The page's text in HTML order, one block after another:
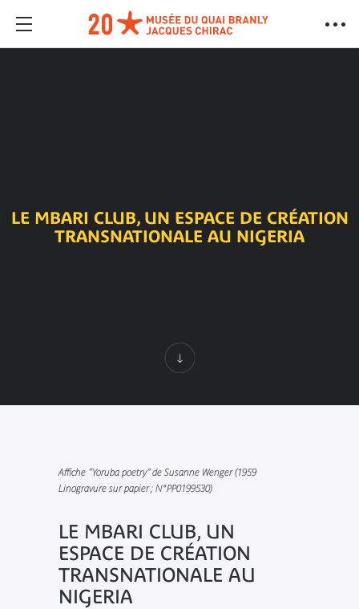
LE MBARI CLUB, UN ESPACE DE CRÉATION
TRANSNATIONALE AU NIGERIA
Affiche “Yoruba poetry” de Susanne Wenger (1959
Linogravure sur papier ; N°PP0199530)
LE MBARI CLUB, UN
ESPACE DE CRÉATION
TRANSNATIONALE AU
NIGERIA